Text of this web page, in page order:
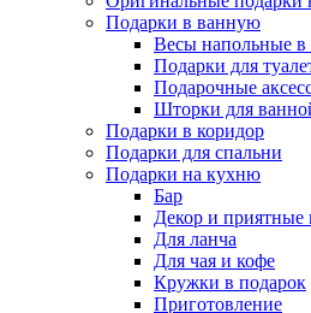
Подарки в ванную
Весы напольные в
Подарки для
Подарочные
Шторки для
Подарки в коридор
Подарки для спальни
Подарки на кухню
Бар
Декор и приятные
Для ланча
Для чая и кофе
Кружки в подарок
Приготовление